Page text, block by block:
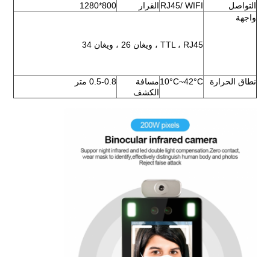
التواصل
RJ45/ WIFI القرار
800*1280
واجهة
TTL ، RJ45 ، ويغان 26 ، ويغان 34
نطاق الحرارة 10°C~42°C
الكشف
0.5-0.8 متر